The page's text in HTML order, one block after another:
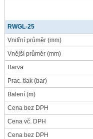
RWGL-25
Vnitřní průměr (mm)
Vnější průměr (mm)
Barva
Prac. tlak (bar)
Balení (m)
Cena bez DPH
Cena vč. DPH
Cena bez DPH